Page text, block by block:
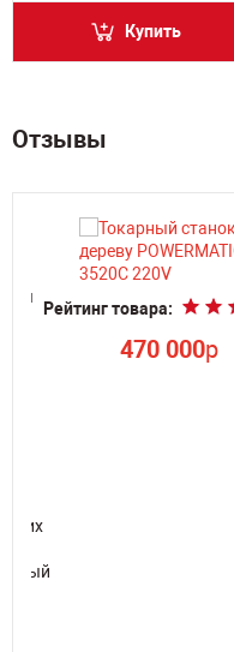
Купить
Отзывы
Рейтинг товара:
470 000p